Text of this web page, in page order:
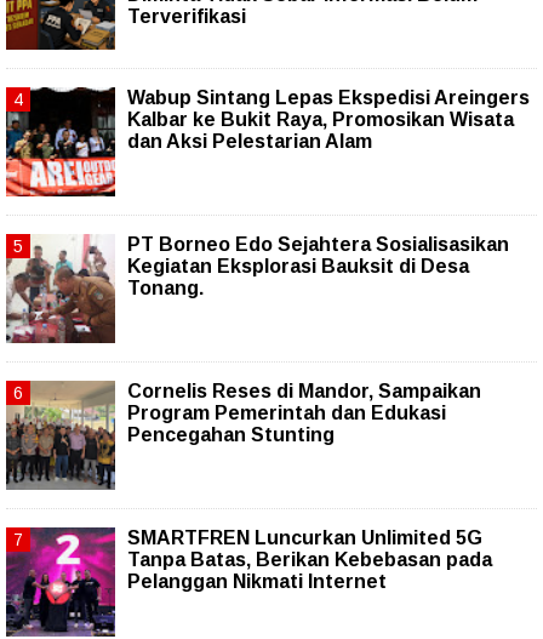
Terverifikasi
Wabup Sintang Lepas Ekspedisi Areingers
Kalbar ke Bukit Raya, Promosikan Wisata
dan Aksi Pelestarian Alam
PT Borneo Edo Sejahtera Sosialisasikan
Kegiatan Eksplorasi Bauksit di Desa
Tonang.
Cornelis Reses di Mandor, Sampaikan
Program Pemerintah dan Edukasi
Pencegahan Stunting
SMARTFREN Luncurkan Unlimited 5G
Tanpa Batas, Berikan Kebebasan pada
Pelanggan Nikmati Internet